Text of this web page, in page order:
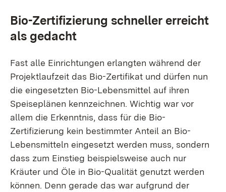
Bio-Zertifizierung schneller erreicht
als gedacht
Fast alle Einrichtungen erlangten während der
Projektlaufzeit das Bio-Zertifikat und dürfen nun
die eingesetzten Bio-Lebensmittel auf ihren
Speiseplänen kennzeichnen. Wichtig war vor
allem die Erkenntnis, dass für die Bio-
Zertifizierung kein bestimmter Anteil an Bio-
Lebensmitteln eingesetzt werden muss, sondern
dass zum Einstieg beispielsweise auch nur
Kräuter und Öle in Bio-Qualität genutzt werden
können. Denn gerade das war aufgrund der